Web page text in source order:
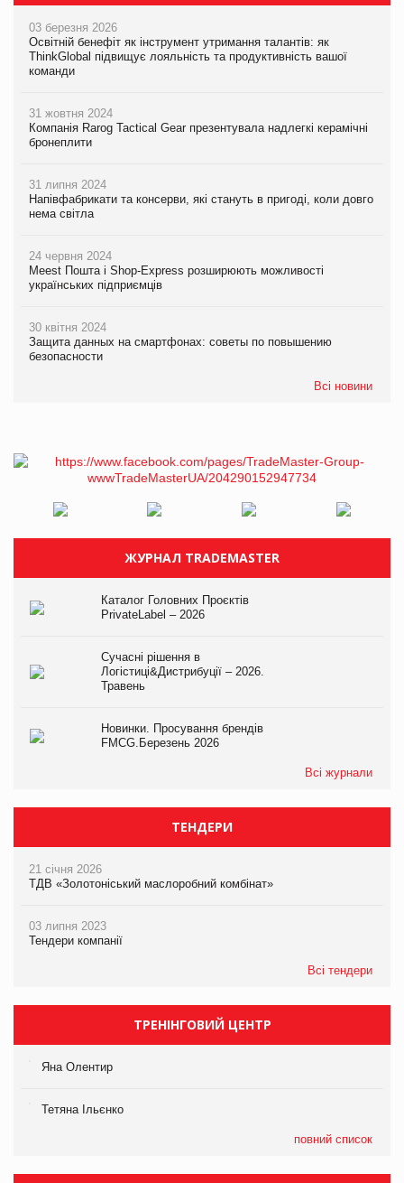
03 березня 2026
Освітній бенефіт як інструмент утримання талантів: як
ThinkGlobal підвищує лояльність та продуктивність вашої
команди
31 жовтня 2024
Компанія Rarog Tactical Gear презентувала надлегкі керамічні
бронеплити
31 липня 2024
Напівфабрикати та консерви, які стануть в пригоді, коли довго
нема світла
24 червня 2024
Meest Пошта і Shop-Express розширюють можливості
українських підприємців
30 квітня 2024
Защита данных на смартфонах: советы по повышению
безопасности
Всі новини
ЖУРНАЛ TRADEMASTER
Каталог Головних Проєктів
PrivateLabel – 2026
Сучасні рішення в
Логістиці&Дистрибуції – 2026.
Травень
Новинки. Просування брендів
FMCG.Березень 2026
Всі журнали
ТЕНДЕРИ
21 січня 2026
ТДВ «Золотоніський маслоробний комбінат»
03 липня 2023
Тендери компанії
Всі тендери
ТРЕНІНГОВИЙ ЦЕНТР
Яна Олентир
Тетяна Ільєнко
повний список